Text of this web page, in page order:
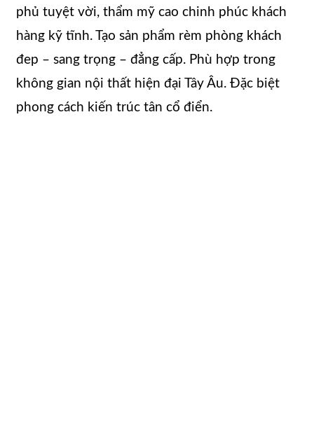
phủ tuyệt vời, thẩm mỹ cao chinh phúc khách
hàng kỹ tĩnh. Tạo sản phẩm rèm phòng khách
đep – sang trọng – đẳng cấp. Phù hợp trong
không gian nội thất hiện đại Tây Âu. Đặc biệt
phong cách kiến trúc tân cổ điển.